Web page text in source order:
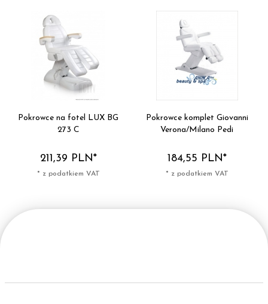
Pokrowce na fotel LUX BG
273 C
211,39 PLN*
* z podatkiem VAT
Pokrowce komplet Giovanni
Verona/Milano Pedi
184,55 PLN*
* z podatkiem VAT